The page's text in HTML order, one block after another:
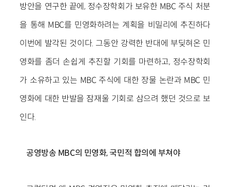
방안을 연구한 끝에, 정수장학회가 보유한 MBC 주식 처분
을 통해 MBC를 민영화하려는 계획을 비밀리에 추진하다
이번에 발각된 것이다. 그동안 강력한 반대에 부딪혀온 민
영화를 좀더 손쉽게 추진할 기회를 마련하고, 정수장학회
가 소유하고 있는 MBC 주식에 대한 장물 논란과 MBC 민
영화에 대한 반발을 잠재울 기회로 삼으려 했던 것으로 보
인다.
공영방송 MBC의 민영화, 국민적 합의에 부쳐야